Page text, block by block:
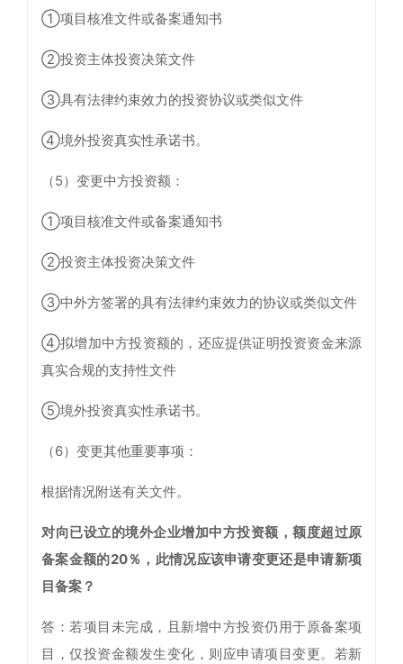
①项目核准文件或备案通知书
②投资主体投资决策文件
③具有法律约束效力的投资协议或类似文件
④境外投资真实性承诺书。
（5）变更中方投资额：
①项目核准文件或备案通知书
②投资主体投资决策文件
③中外方签署的具有法律约束效力的协议或类似文件
④拟增加中方投资额的，还应提供证明投资资金来源
真实合规的支持性文件
⑤境外投资真实性承诺书。
（6）变更其他重要事项：
根据情况附送有关文件。
对向已设立的境外企业增加中方投资额，额度超过原
备案金额的20％，此情况应该申请变更还是申请新项
目备案？
答：若项目未完成，且新增中方投资仍用于原备案项
目，仅投资金额发生变化，则应申请项目变更。若新